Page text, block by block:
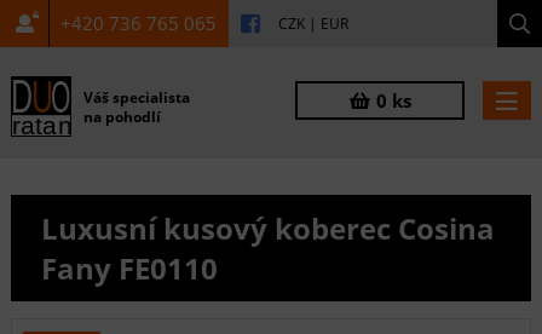
+420 736 765 065 CZK | EUR
Váš specialista
na pohodlí
0 ks
Luxusní kusový koberec Cosina
Fany FE0110